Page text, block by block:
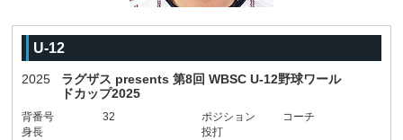
U-12
2025
ラグザス presents 第8回 WBSC U-12野球ワール
ドカップ2025
背番号 32 ポジション
コーチ
身長
投打